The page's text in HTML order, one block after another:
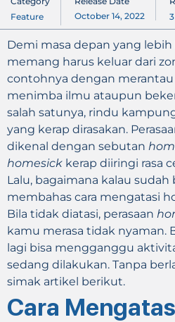
Feature
October 14, 2022
3
Demi masa depan yang
memang harus keluar dari
contohnya dengan
menimba ilmu ataupun
salah satunya, rindu
yang kerap dirasakan.
dikenal dengan sebutan
homesick kerap diiringi rasa
Lalu, bagaimana kalau
membahas cara mengatasi
Bila tidak diatasi, perasaan
kamu merasa tidak nyaman.
lagi bisa mengganggu
sedang dilakukan. Tanpa
simak artikel berikut.
Cara